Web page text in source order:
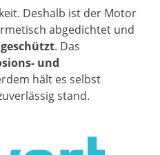
Deshalb ist der Motor
abgedichtet und
. Das
und
hält es selbst
stand.